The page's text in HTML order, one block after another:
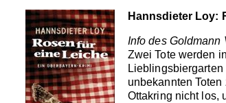
Hannsdieter Loy:
Info des Goldmann
Zwei Tote werden
unbekannten
Ottakring nicht los,